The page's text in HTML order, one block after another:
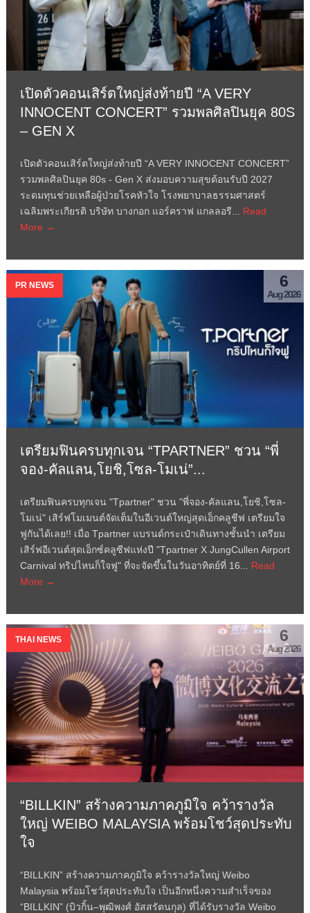
เปิดตัวคอนเสิร์ตใหญ่ส่งท้ายปี “A VERY
INNOCENT CONCERT” รวมพลศิลปินยุค 80S
– GEN X
เปิดตัวคอนเสิร์ตใหญ่ส่งท้ายปี “A VERY INNOCENT CONCERT”
รวมพลศิลปินยุค 80s - Gen X ส่งมอบความสุขต้อนรับปี 2027
ระดมทุนช่วยเหลือผู้ป่วยโรคหัวใจ โรงพยาบาลธรรมศาสตร์
เฉลิมพระเกียรติ บริษัท บางกอก แอร์คราฟ แกลลอรี... Read
More →
PR NEWS 6
Aug 2026
เตรียมฟินครบทุกเจน “TPARTNER” ชวน “พี่
จอง-คัลแลน,โยชิ,โซล-โมเน่”...
เตรียมฟินครบทุกเจน "Tpartner" ชวน "พี่จอง-คัลแลน,โยชิ,โซล-
โมเน่" เสิร์ฟโมเมนต์จัดเต็มในอีเวนต์ใหญ่สุดเอ็กคลูชีฟ เตรียมใจ
ฟูกันได้เลย!! เมื่อ Tpartner แบรนด์กระเป๋าเดินทางชั้นนำ เตรียม
เสิร์ฟอีเวนต์สุดเอ็กซ์คลูซีฟแห่งปี "Tpartner X JungCullen Airport
Carnival ทริปไหนก็ใจฟู" ที่จะจัดขึ้นในวันอาทิตย์ที่ 16... Read
More →
THAI NEWS 6
Aug 2026
“BILLKIN” สร้างความภาคภูมิใจ คว้ารางวัล
ใหญ่ WEIBO MALAYSIA พร้อมโชว์สุดประทับ
ใจ
“BILLKIN” สร้างความภาคภูมิใจ คว้ารางวัลใหญ่ Weibo
Malaysia พร้อมโชว์สุดประทับใจ เป็นอีกหนึ่งความสำเร็จของ
“BILLKIN” (บิวกิ้น–พุฒิพงศ์ อัสสรัตนกุล) ที่ได้รับรางวัล Weibo